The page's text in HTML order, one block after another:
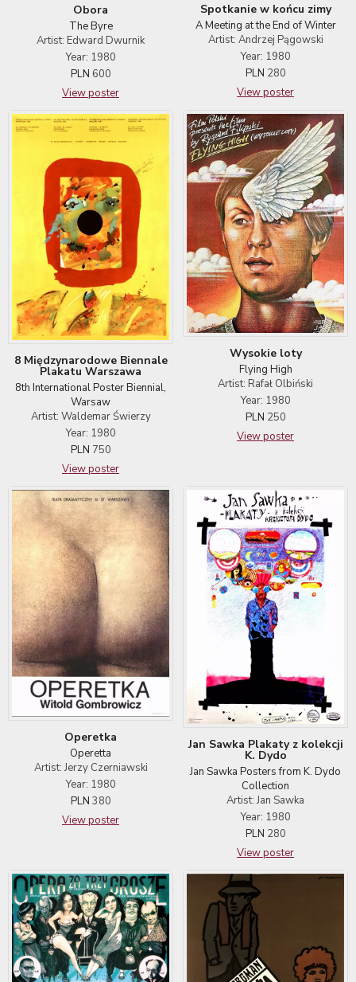
Obora
The Byre
Artist: Edward Dwurnik
Year: 1980
PLN 600
View poster
Spotkanie w końcu zimy
A Meeting at the End of Winter
Artist: Andrzej Pągowski
Year: 1980
PLN 280
View poster
8 Międzynarodowe Biennale
Plakatu Warszawa
8th International Poster Biennial,
Warsaw
Artist: Waldemar Świerzy
Year: 1980
PLN 750
View poster
Wysokie loty
Flying High
Artist: Rafał Olbiński
Year: 1980
PLN 250
View poster
Operetka
Operetta
Artist: Jerzy Czerniawski
Year: 1980
PLN 380
View poster
Jan Sawka Plakaty z kolekcji
K. Dydo
Jan Sawka Posters from K. Dydo
Collection
Artist: Jan Sawka
Year: 1980
PLN 280
View poster